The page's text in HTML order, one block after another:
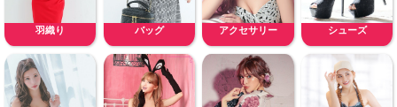
羽織り バッグ アクセサリー シューズ